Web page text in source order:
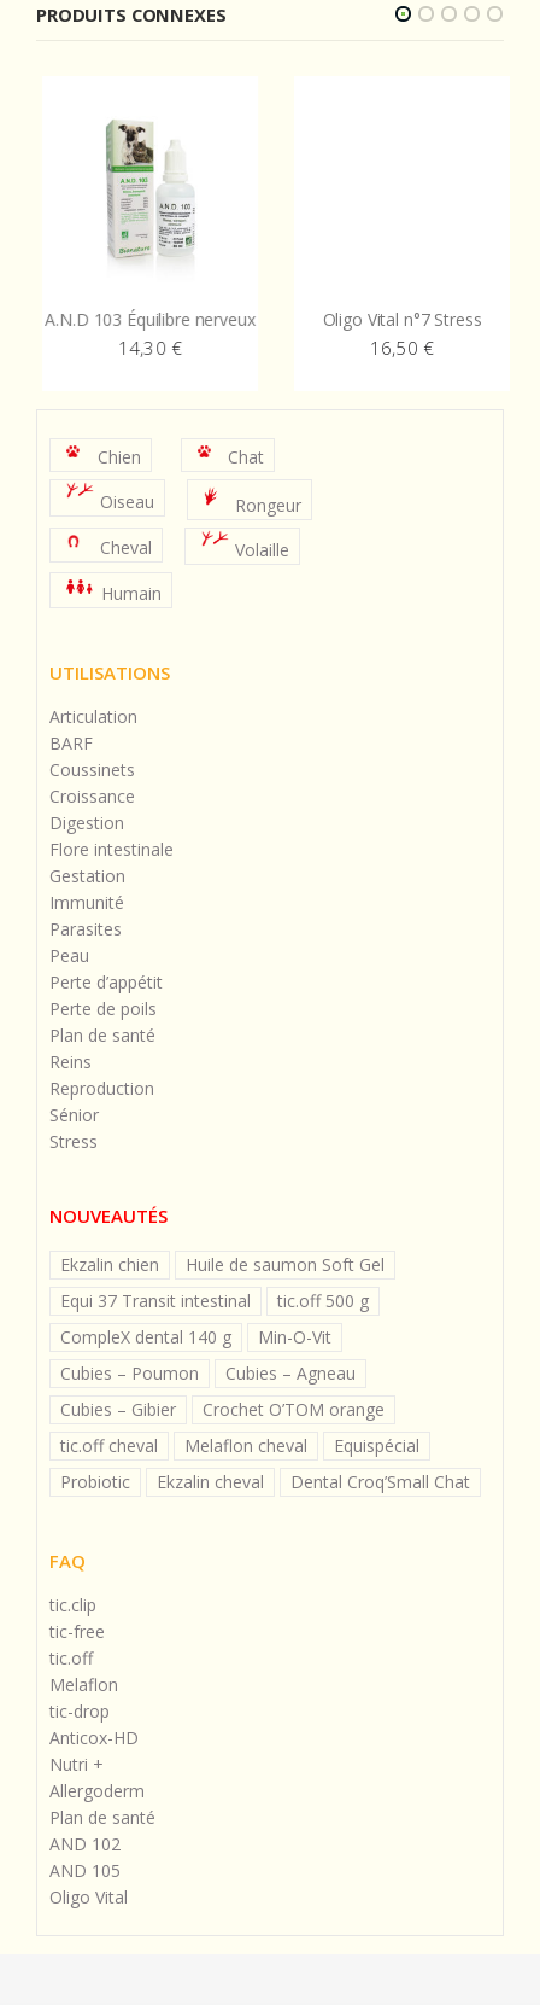
PRODUITS CONNEXES
A.N.D 103 Équilibre nerveux
14,30€
Oligo Vital n°7 Stress
16,50€
Chien
Chat
Oiseau
Rongeur
Cheval
Volaille
Humain
UTILISATIONS
Articulation
BARF
Coussinets
Croissance
Digestion
Flore intestinale
Gestation
Immunité
Parasites
Peau
Perte d’appétit
Perte de poils
Plan de santé
Reins
Reproduction
Sénior
Stress
NOUVEAUTÉS
Ekzalin chien
Huile de saumon Soft Gel
Equi 37 Transit intestinal
tic.off 500 g
CompleX dental 140 g
Min-O-Vit
Cubies – Poumon
Cubies – Agneau
Cubies – Gibier
Crochet O’TOM orange
tic.off cheval
Melaflon cheval
Equispécial
Probiotic
Ekzalin cheval Dental Croq’Small Chat
FAQ
tic.clip
tic-free
tic.off
Melaflon
tic-drop
Anticox-HD
Nutri +
Allergoderm
Plan de santé
AND 102
AND 105
Oligo Vital